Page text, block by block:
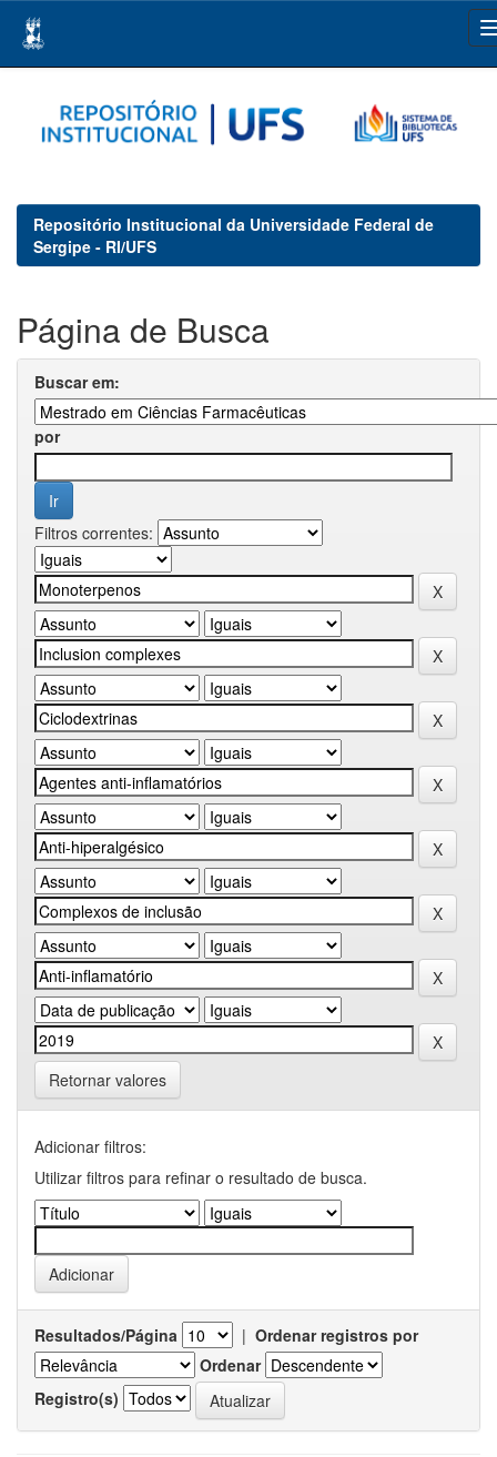
navigation
Repositório Institucional da Universidade Federal de
Sergipe - RI/UFS
Página de Busca
Buscar em:
por
Filtros correntes:
Retornar valores
Adicionar filtros:
Utilizar filtros para refinar o resultado de busca.
Resultados/Página | Ordenar registros por
Ordenar
Registro(s)